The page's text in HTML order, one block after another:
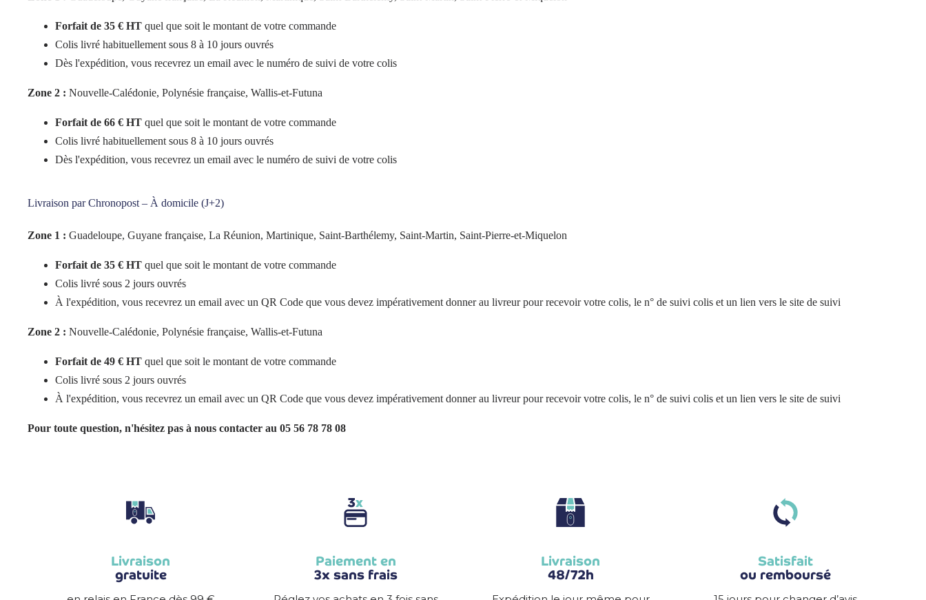
Forfait de 35 € HT quel que soit le montant de votre commande
Colis livré habituellement sous 8 à 10 jours ouvrés
Dès l'expédition, vous recevrez un email avec le numéro de suivi de votre colis
Zone 2 : Nouvelle-Calédonie, Polynésie française, Wallis-et-Futuna
Forfait de 66 € HT quel que soit le montant de votre commande
Colis livré habituellement sous 8 à 10 jours ouvrés
Dès l'expédition, vous recevrez un email avec le numéro de suivi de votre colis
Livraison par Chronopost – À domicile (J+2)
Zone 1 : Guadeloupe, Guyane française, La Réunion, Martinique, Saint-Barthélemy, Saint-Martin, Saint-Pierre-et-Miquelon
Forfait de 35 € HT quel que soit le montant de votre commande
Colis livré sous 2 jours ouvrés
À l'expédition, vous recevrez un email avec un QR Code que vous devez impérativement donner au livreur pour recevoir votre colis, le n° de suivi colis et un lien vers le site de suivi
Zone 2 : Nouvelle-Calédonie, Polynésie française, Wallis-et-Futuna
Forfait de 49 € HT quel que soit le montant de votre commande
Colis livré sous 2 jours ouvrés
À l'expédition, vous recevrez un email avec un QR Code que vous devez impérativement donner au livreur pour recevoir votre colis, le n° de suivi colis et un lien vers le site de suivi
Pour toute question, n'hésitez pas à nous contacter au 05 56 78 78 08
Livraison
gratuite
Paiement en
3x sans frais
Livraison
48/72h
Satisfait
ou remboursé